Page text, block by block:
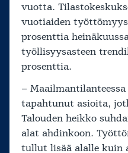
vuotta.
vuotiaiden
prosenttia
työllisyysasteen
prosenttia.
–
tapahtunut asioita,
Talouden heikko
alat ahdinkoon.
tullut lisää alalle kuin